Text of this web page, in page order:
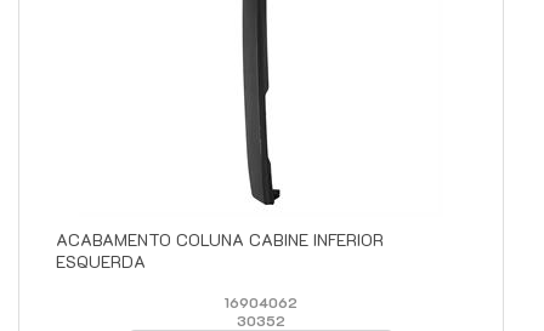
ACABAMENTO COLUNA CABINE INFERIOR
ESQUERDA
16904062
30352